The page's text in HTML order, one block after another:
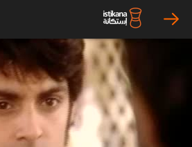
arrow_right